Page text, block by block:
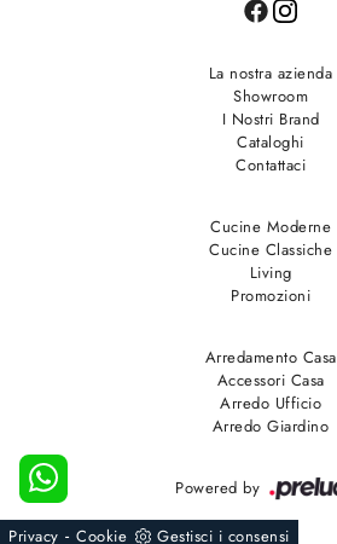
La nostra azienda
Showroom
I Nostri Brand
Cataloghi
Contattaci
Cucine Moderne
Cucine Classiche
Living
Promozioni
Arredamento Casa
Accessori Casa
Arredo Ufficio
Arredo Giardino
Powered by
Privacy - Cookie Gestisci i consensi